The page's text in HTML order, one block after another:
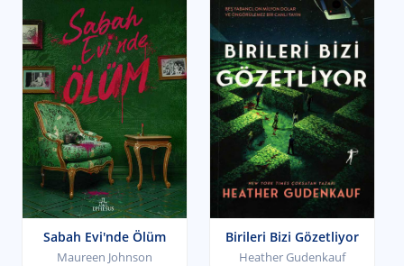
Sabah Evi'nde Ölüm
Maureen Johnson
Birileri Bizi Gözetliyor
Heather Gudenkauf